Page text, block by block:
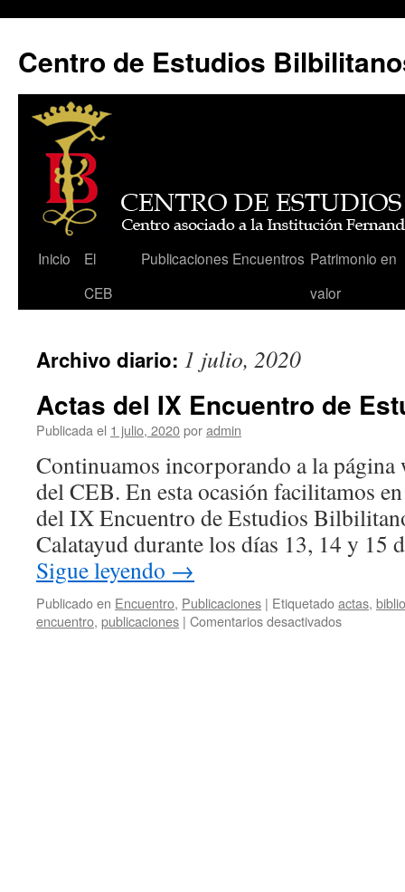
Centro de Estudios
Saltar
Inicio
El
CEB
Publicaciones Encuentros Patrimonio en
valor
Archivo diario: 1 julio, 2020
Actas del IX Encuentro de
Publicada el 1 julio, 2020poradmin
Continuamos incorporando a la página
del CEB. En esta ocasión facilitamos
del IX Encuentro de Estudios
Calatayud durante los días 13, 14 y 15
Sigue leyendo →
Publicado en Encuentro, Publicaciones | Etiquetadoactas,
encuentro, publicaciones | Comentarios desactivadosen